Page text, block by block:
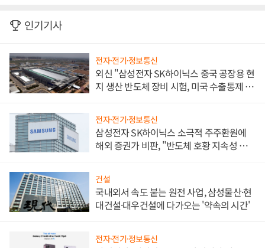
인기기사
전자·전기·정보통신
외신 "삼성전자 SK하이닉스 중국 공장용 현
지 생산 반도체 장비 시험, 미국 수출통제 대
전자·전기·정보통신
삼성전자 SK하이닉스 소극적 주주환원에
해외 증권가 비판, "반도체 호황 지속성 의
건설
국내외서 속도 붙는 원전 사업, 삼성물산·현
대건설·대우건설에 다가오는 '약속의 시간'
전자·전기·정보통신